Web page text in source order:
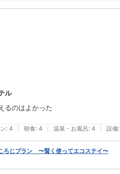
ル
るのはよかった
: 4 | 朝食: 4 | 温泉・お風呂: 4 | 設備:
ろじプラン 〜賢く使ってエコステイ〜